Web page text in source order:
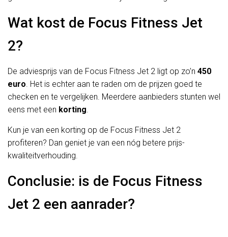
Wat kost de Focus Fitness Jet
2?
De adviesprijs van de Focus Fitness Jet 2 ligt op zo’n 450
euro. Het is echter aan te raden om de prijzen goed te
checken en te vergelijken. Meerdere aanbieders stunten wel
eens met een korting.
Kun je van een korting op de Focus Fitness Jet 2
profiteren? Dan geniet je van een nóg betere prijs-
kwaliteitverhouding.
Conclusie: is de Focus Fitness
Jet 2 een aanrader?